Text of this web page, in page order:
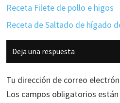
Receta Filete de pollo e higos
Receta de Saltado de hígado
Interacciones
con
los
lectores
Deja una respuesta
Tu dirección de correo
Los campos obligatorios